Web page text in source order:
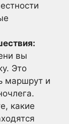
вы
Это
маршрут и
какие